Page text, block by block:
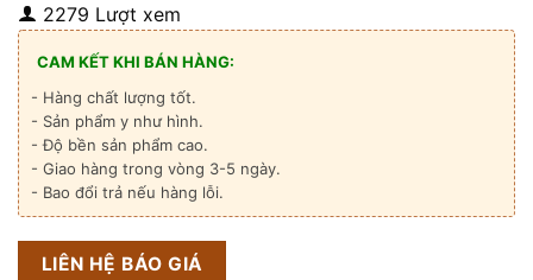
2279 Lượt xem
CAM KẾT KHI BÁN HÀNG:
- Hàng chất lượng tốt.
- Sản phẩm y như hình.
- Độ bền sản phẩm cao.
- Giao hàng trong vòng 3-5 ngày.
- Bao đổi trả nếu hàng lỗi.
LIÊN HỆ BÁO GIÁ